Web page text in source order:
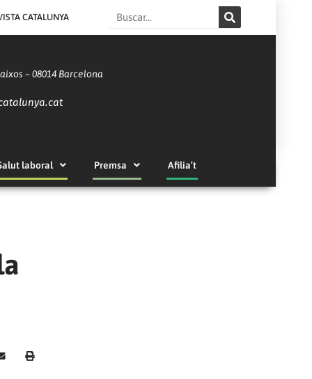
CATALUNYA Search
– 08014 Barcelona
laboral Premsa Afilia’t